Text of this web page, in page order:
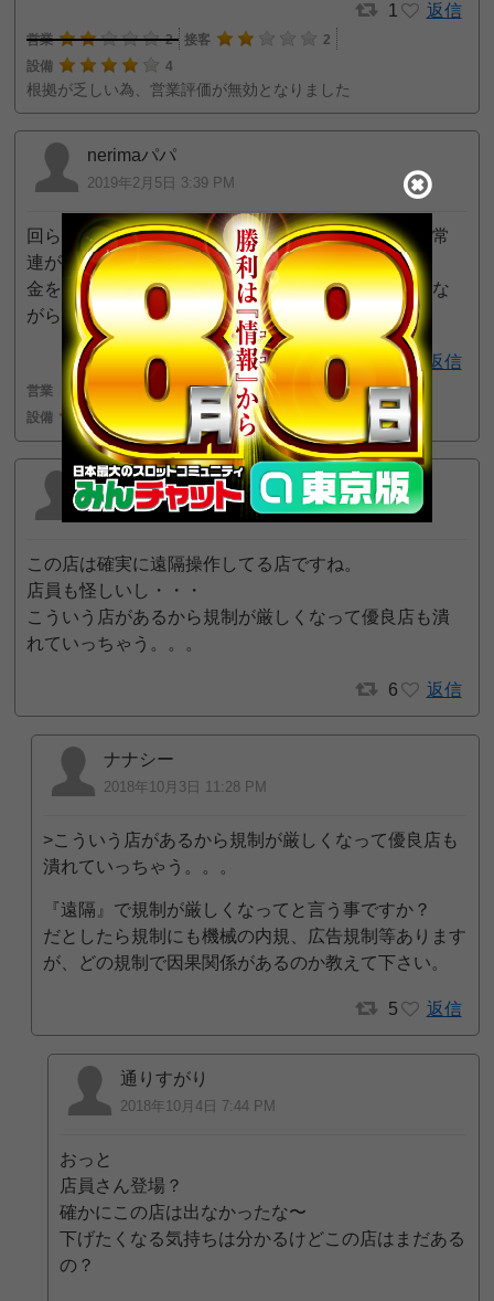
1 返信
営業 2 接客
2
設備
4
根拠が乏しい為、営業評価が無効となりました
nerimaパパ
2019年2月5日 3:39 PM
回らない、出玉削りすぎ。スロットはジャグラーの常
連が幅を利かせすぎ。
金を使ったことを後悔したのも久しぶり。こっち見な
がらインカム使うスタッフもちょっと。。。
返信
営業 1 接客
設備
1
練馬一出ない店
2018年10月3日 8:47 PM
この店は確実に遠隔操作してる店ですね。
店員も怪しいし・・・
こういう店があるから規制が厳しくなって優良店も潰
れていっちゃう。。。
6 返信
ナナシー
2018年10月3日 11:28 PM
>こういう店があるから規制が厳しくなって優良店も
潰れていっちゃう。。。
『遠隔』で規制が厳しくなってと言う事ですか？
だとしたら規制にも機械の内規、広告規制等あります
が、どの規制で因果関係があるのか教えて下さい。
5 返信
通りすがり
2018年10月4日 7:44 PM
おっと
店員さん登場？
確かにこの店は出なかったな〜
下げたくなる気持ちは分かるけどこの店はまだある
の？